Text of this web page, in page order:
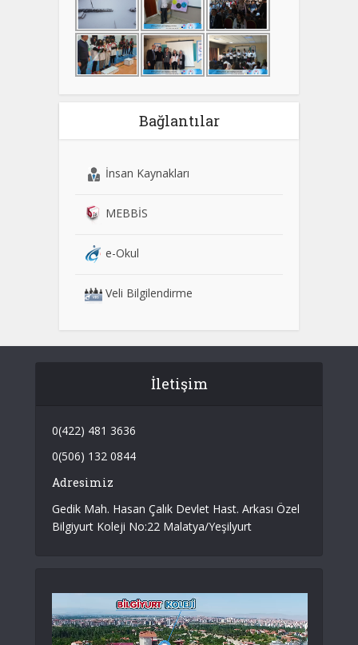
Bağlantılar
İnsan Kaynakları
MEBBİS
e-Okul
Veli Bilgilendirme
İletişim
0(422) 481 3636
0(506) 132 0844
Adresimiz
Gedik Mah. Hasan Çalık Devlet Hast. Arkası Özel
Bilgiyurt Koleji No:22 Malatya/Yeşilyurt